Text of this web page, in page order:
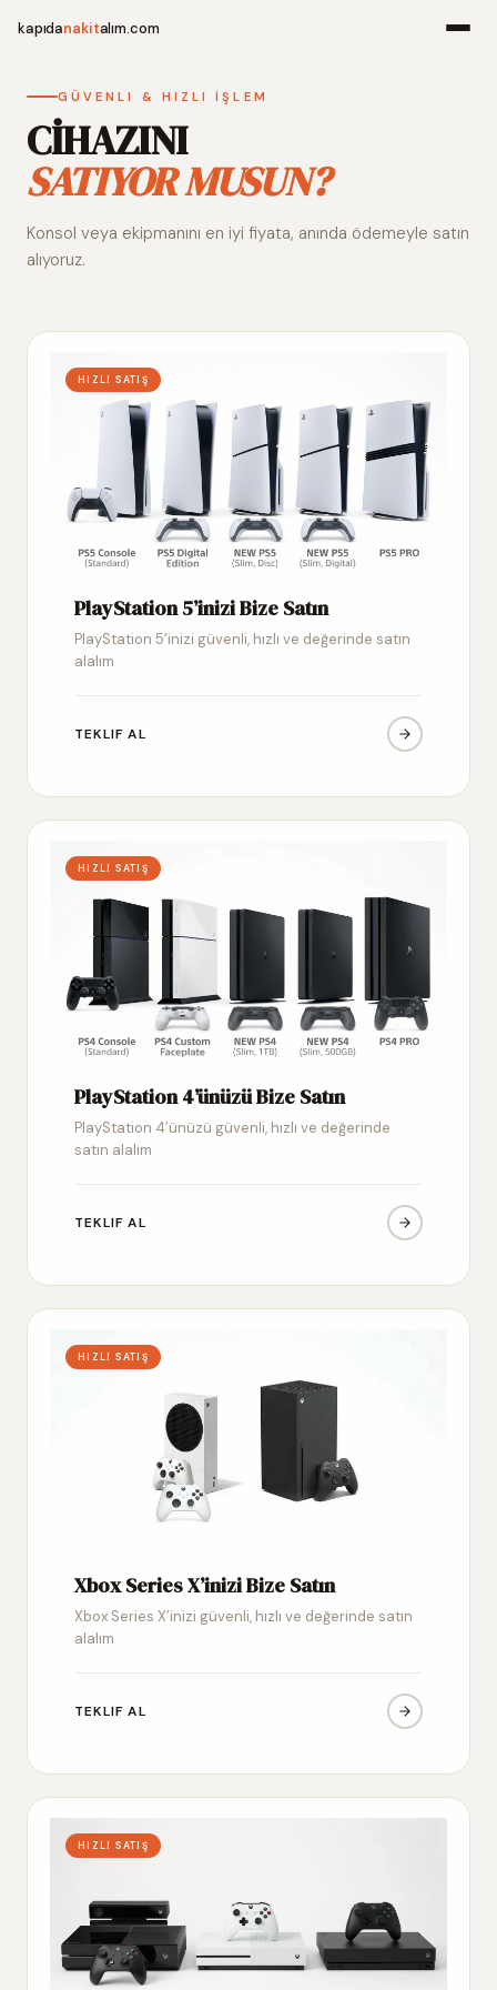
kapıdanakitalım.com
Alım
GÜVENLI & HIZLI İŞLEM
CİHAZINI
SATIYOR MUSUN?
Konsol veya ekipmanını en iyi fiyata, anında ödemeyle satın
alıyoruz.
HIZLI SATIŞ
PlayStation 5’inizi Bize Satın
PlayStation 5’inizi güvenli, hızlı ve değerinde satın
alalım
TEKLIF AL
HIZLI SATIŞ
PlayStation 4’ünüzü Bize Satın
PlayStation 4’ünüzü güvenli, hızlı ve değerinde
satın alalım
TEKLIF AL
HIZLI SATIŞ
Xbox Series X’inizi Bize Satın
Xbox Series X’inizi güvenli, hızlı ve değerinde satın
alalım
TEKLIF AL
HIZLI SATIŞ